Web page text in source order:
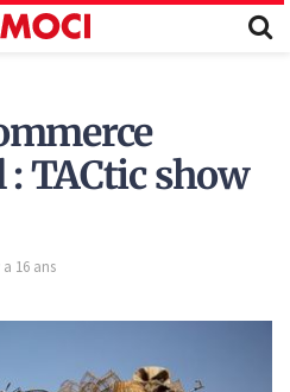
TACtic show
16 ans